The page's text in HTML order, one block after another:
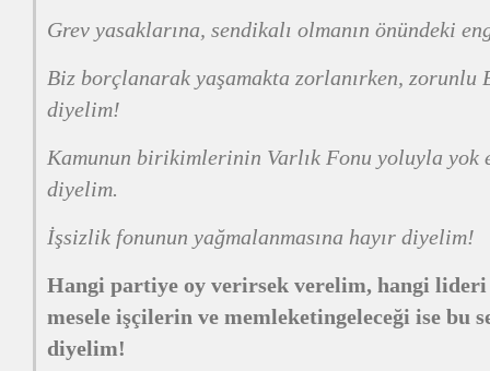
Grev yasaklarına, sendikalı olmanın önündeki
Biz borçlanarak yaşamakta zorlanırken, zorunlu
diyelim!
Kamunun birikimlerinin Varlık Fonu yoluyla yok
diyelim.
İşsizlik fonunun yağmalanmasına hayır diyelim!
Hangi partiye oy verirsek verelim, hangi lideri
mesele işçilerin ve memleketingeleceği ise bu
diyelim!